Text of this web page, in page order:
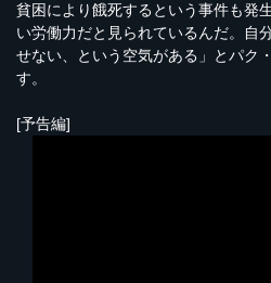
貧困により餓死するという事件も発
い労働力だと見られているんだ。自
せない、という空気がある」とパク
す。
[予告編]